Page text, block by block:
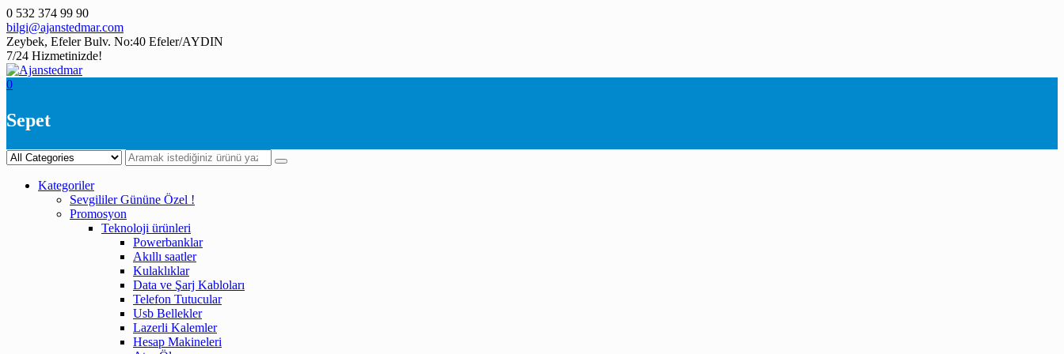
Skip
to
content
0 532 374 99 90
bilgi@ajanstedmar.com
Zeybek, Efeler Bulv. No:40 Efeler/AYDIN
7/24 Hizmetinizde!
0
Sepet
Kategoriler
Sevgililer Gününe Özel !
Promosyon
Teknoloji ürünleri
Powerbanklar
Akıllı saatler
Kulaklıklar
Data ve Şarj Kabloları
Telefon Tutucular
Usb Bellekler
Lazerli Kalemler
Hesap Makineleri